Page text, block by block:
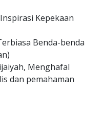
Kepekaan
Benda-benda
Menghafal
dan pemahaman